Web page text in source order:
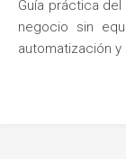
Guía práctica
negocio sin
automatización